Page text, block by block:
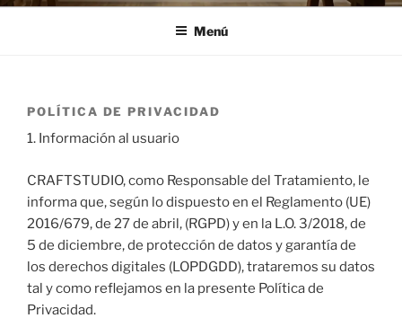
Menú
POLÍTICA DE PRIVACIDAD
1. Información al usuario
​CRAFTSTUDIO, como Responsable del Tratamiento, le
informa que, según lo dispuesto en el Reglamento (UE)
2016/679, de 27 de abril, (RGPD) y en la L.O. 3/2018, de
5 de diciembre, de protección de datos y garantía de
los derechos digitales (LOPDGDD), trataremos su datos
tal y como reflejamos en la presente Política de
Privacidad.